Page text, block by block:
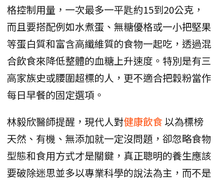
格控制用量，一次最多一平匙約15到20公克，
而且要搭配例如水煮蛋、無糖優格或一小把堅果
等蛋白質和富含高纖維質的食物一起吃，透過混
合飲食來降低整體的血糖上升速度。特別是有三
高家族史或腰圍超標的人，更不適合把穀粉當作
每日早餐的固定選項。
林毅欣醫師提醒，現代人對健康飲食以為標榜
天然、有機、無添加就一定沒問題，卻忽略食物
型態和食用方式才是關鍵，真正聰明的養生應該
要破除迷思並多以專業科學的說法為主，而不是